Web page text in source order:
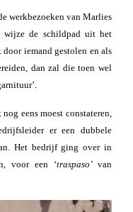
werkbezoeken van Marlies
wijze de schildpad uit het
iemand gestolen en als
dan zal die toen wel
eens moest constateren,
er een dubbele
Het bedrijf ging over in
voor een ‘traspaso’ van